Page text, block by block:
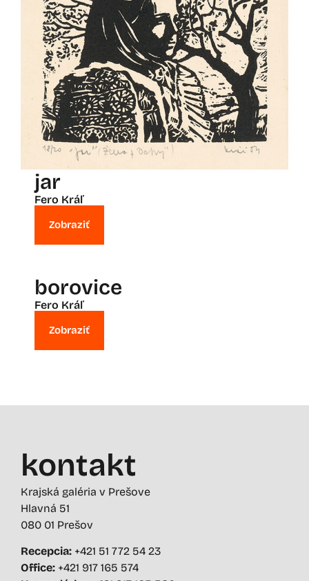
jar
Fero Kráľ
Zobraziť
borovice
Fero Kráľ
Zobraziť
kontakt
Krajská galéria v Prešove
Hlavná 51
080 01 Prešov
Recepcia: +421 51 772 54 23
Office: +421 917 165 574